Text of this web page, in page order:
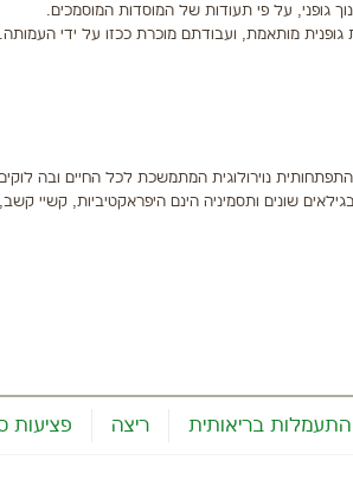
גופני, על פי תעודות של המוסדות המוסמכים.
מותאמת, ועבודתם מוכרת ככזו על ידי העמותה.
שונים ותסמיניה הינם היפראקטיביות, קשיי קשב,
התעמלות בריאותית ריצה פציעות